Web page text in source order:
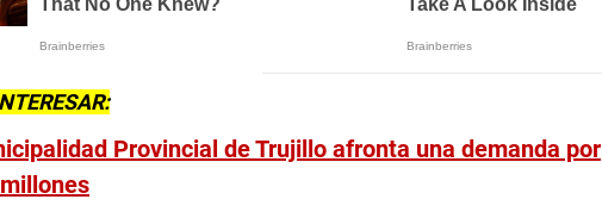
Provincial de Trujillo afronta una demanda por